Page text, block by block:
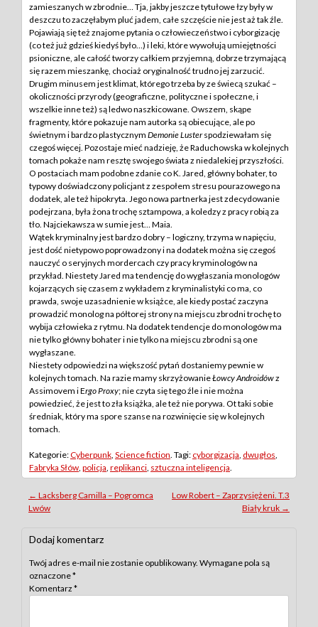
zamieszanych w zbrodnie… Tja, jakby jeszcze tytułowe łzy były w
deszczu to zaczęłabym pluć jadem, całe szczęście nie jest aż tak źle.
Pojawiają się też znajome pytania o człowieczeństwo i cyborgizację
(co też już gdzieś kiedyś było…) i leki, które wywołują umiejętności
psioniczne, ale całość tworzy całkiem przyjemną, dobrze trzymającą
się razem mieszankę, chociaż oryginalność trudno jej zarzucić.
Drugim minusem jest klimat, którego trzeba by ze świecą szukać –
okoliczności przyrody (geograficzne, polityczne i społeczne, i
wszelkie inne też) są ledwo naszkicowane. Owszem, skąpe
fragmenty, które pokazuje nam autorka są obiecujące, ale po
świetnym i bardzo plastycznym Demonie Lusterspodziewałam się
czegoś więcej. Pozostaje mieć nadzieję, że Raduchowska w kolejnych
tomach pokaże nam resztę swojego świata z niedalekiej przyszłości.
O postaciach mam podobne zdanie co K. Jared, główny bohater, to
typowy doświadczony policjant z zespołem stresu pourazowego na
dodatek, ale też hipokryta. Jego nowa partnerka jest zdecydowanie
podejrzana, była żona trochę sztampowa, a koledzy z pracy robią za
tło. Najciekawsza w sumie jest… Maia.
Wątek kryminalny jest bardzo dobry – logiczny, trzyma w napięciu,
jest dość nietypowo poprowadzony i na dodatek można się czegoś
nauczyć o seryjnych mordercach czy pracy kryminologów na
przykład. Niestety Jared ma tendencję do wygłaszania monologów
kojarzących się czasem z wykładem z kryminalistyki co ma, co
prawda, swoje uzasadnienie w książce, ale kiedy postać zaczyna
prowadzić monolog na półtorej strony na miejscu zbrodni trochę to
wybija człowieka z rytmu. Na dodatek tendencje do monologów ma
nie tylko główny bohater i nie tylko na miejscu zbrodni są one
wygłaszane.
Niestety odpowiedzi na większość pytań dostaniemy pewnie w
kolejnych tomach. Na razie mamy skrzyżowanieŁowcy Androidówz
Assimovem i Ergo Proxy; nie czyta się tego źle i nie można
powiedzieć, że jest to zła książka, ale też nie porywa. Ot taki sobie
średniak, który ma spore szanse na rozwinięcie się w kolejnych
tomach.
Kategorie:Cyberpunk Science fiction . Tagi: cyborgizacja dwugłos
Fabryka Słów policja replikanci sztuczna inteligencja
Post
navigation
← Lacksberg Camilla – Pogromca
Lwów
Low Robert – Zaprzysiężeni. T.3
Biały kruk →
Dodaj komentarz
Twój adres e-mail nie zostanie opublikowany. Wymagane pola są
oznaczone*
Komentarz *